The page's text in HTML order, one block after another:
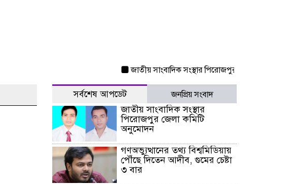
জাতীয় সাংবাদিক সংস্থার পিরোজপুর জেলা কমিটি
সর্বশেষ আপডেট জনপ্রিয় সংবাদ
জাতীয় সাংবাদিক সংস্থার
পিরোজপুর জেলা কমিটি
অনুমোদন
গণঅভ্যুত্থানের তথ্য বিশ্বমিডিয়ায়
পৌঁছে দিতেন আদীব, গুমের চেষ্টা
৩ বার